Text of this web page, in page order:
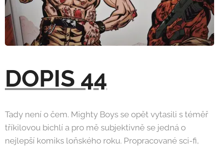
DOPIS 44
Tady není o čem. Mighty Boys se opět vytasili s téměř
tříkilovou bichlí a pro mě subjektivně se jedná o
nejlepší komiks loňského roku. Propracované sci-fi,